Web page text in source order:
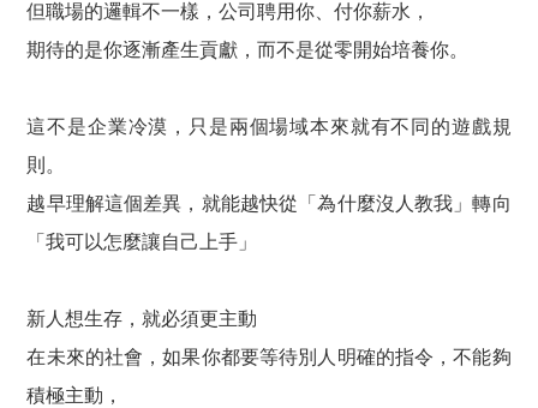
但職場的邏輯不一樣，公司聘用你、付你薪水，
期待的是你逐漸產生貢獻，而不是從零開始培養你。
這不是企業冷漠，只是兩個場域本來就有不同的遊戲規
則。
越早理解這個差異，就能越快從「為什麼沒人教我」轉向
「我可以怎麼讓自己上手」
新人想生存，就必須更主動
在未來的社會，如果你都要等待別人明確的指令，不能夠
積極主動，